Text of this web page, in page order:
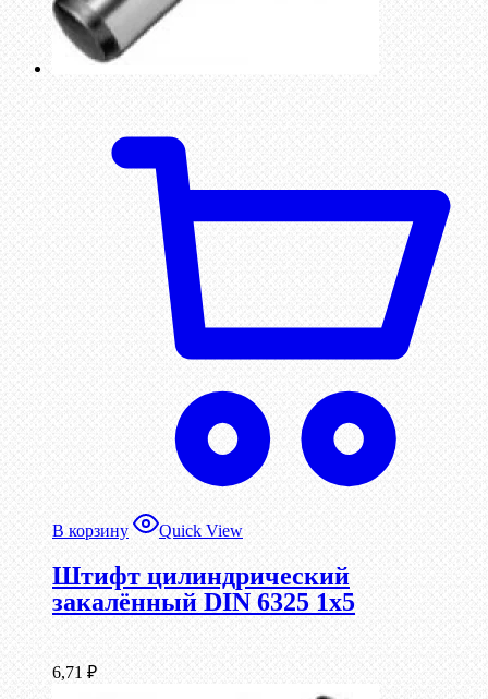
В корзину Quick View
Штифт цилиндрический
закалённый DIN 6325 1х5
6,71 ₽